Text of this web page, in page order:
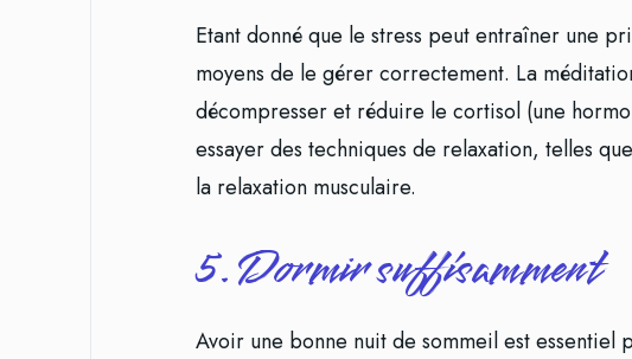
Etant donné que le stress peut entraîner une
moyens de le gérer correctement. La
décompresser et réduire le cortisol (une
essayer des techniques de relaxation, telles
la relaxation musculaire.
5. Dormir suffisamment
Avoir une bonne nuit de sommeil est